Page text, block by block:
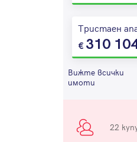
Тристаен
310
Вижте всички
имоти
22